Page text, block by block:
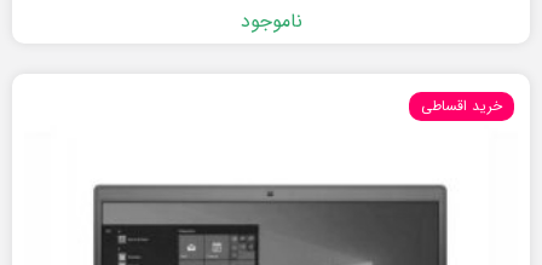
ناموجود
خرید اقساطی